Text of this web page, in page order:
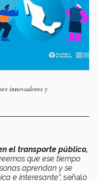
innovadores y
el transporte público,
que ese tiempo
aprendan y se
e interesante”, señaló